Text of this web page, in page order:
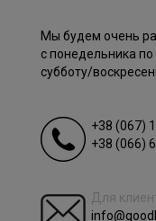
Мы будем очень
c понедельника по
субботу/
+38 (067)
+38 (066)
Для